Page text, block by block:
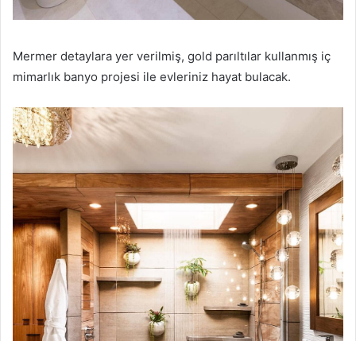
Mermer detaylara yer verilmiş, gold parıltılar kullanmış iç
mimarlık banyo projesi ile evleriniz hayat bulacak.